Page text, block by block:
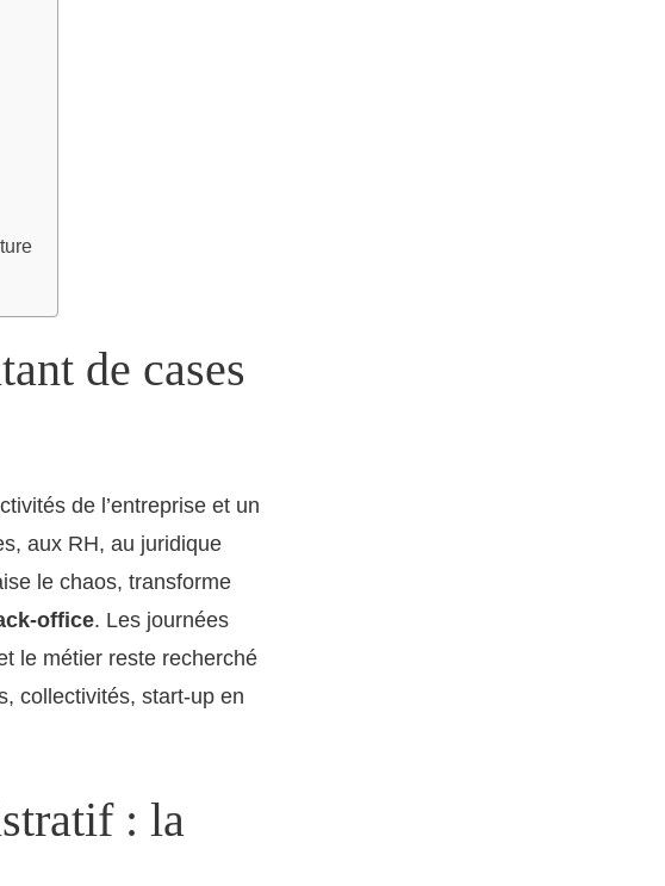
de cases
de l’entreprise et un
aux RH, au juridique
le chaos, transforme
office. Les journées
le métier reste recherché
collectivités, start-up en
: la